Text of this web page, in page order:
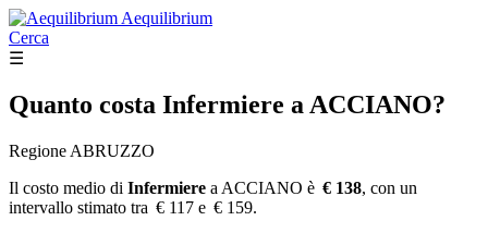
Aequilibrium
Cerca
☰
Quanto costa Infermiere a ACCIANO?
Regione ABRUZZO
Il costo medio di Infermiere a ACCIANO è € 138, con un
intervallo stimato tra € 117 e € 159.